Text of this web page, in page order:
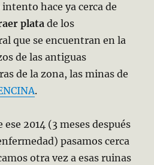
hace ya cerca de
plata de los
que se encuentran en la
de las antiguas
de la zona, las minas de
.
2014 (3 meses después
pasamos cerca
otra vez a esas ruinas